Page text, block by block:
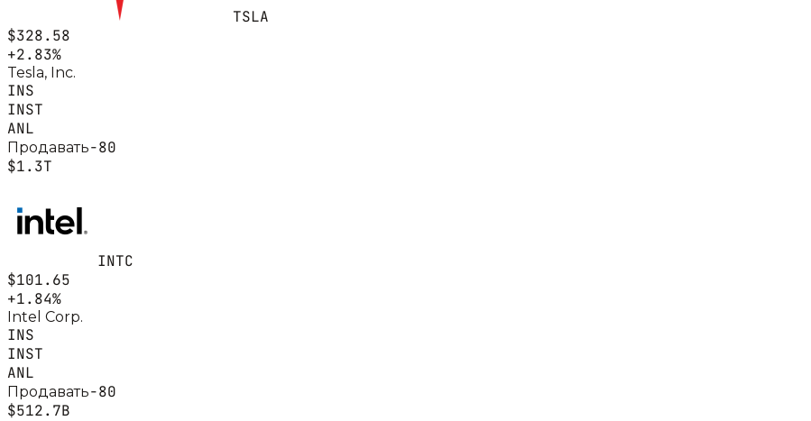
TSLA
$328.58
+2.83%
Tesla, Inc.
INS
INST
ANL
Продавать-80
$1.3T
INTC
$101.65
+1.84%
Intel Corp.
INS
INST
ANL
Продавать-80
$512.7B